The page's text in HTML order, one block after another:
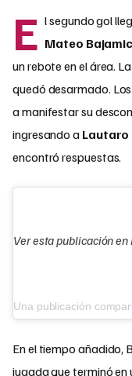
E l segundo gol
Mateo
un rebote en el área.
quedó desarmado.
a manifestar su
ingresando a Lautaro
encontró respuestas.
Ver esta publicación
En el tiempo añadido,
jugada que terminó en